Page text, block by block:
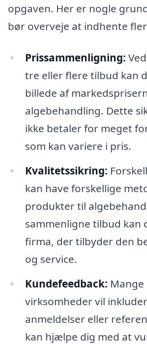
opgaven. Her er nogle
bør overveje at indhente
Prissammenligning:
tre eller flere tilbud kan
billede af
algebehandling. Dette
ikke betaler for meget
som kan variere i pris.
Kvalitetssikring:
kan have forskellige
produkter til
sammenligne tilbud kan
firma, der tilbyder den
og service.
Kundefeedback: Mange
virksomheder vil
anmeldelser eller
kan hjælpe dig med at